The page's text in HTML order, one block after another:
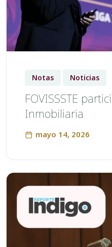
Notas Noticias
FOVISSSTE
Inmobiliaria
mayo 14, 2026